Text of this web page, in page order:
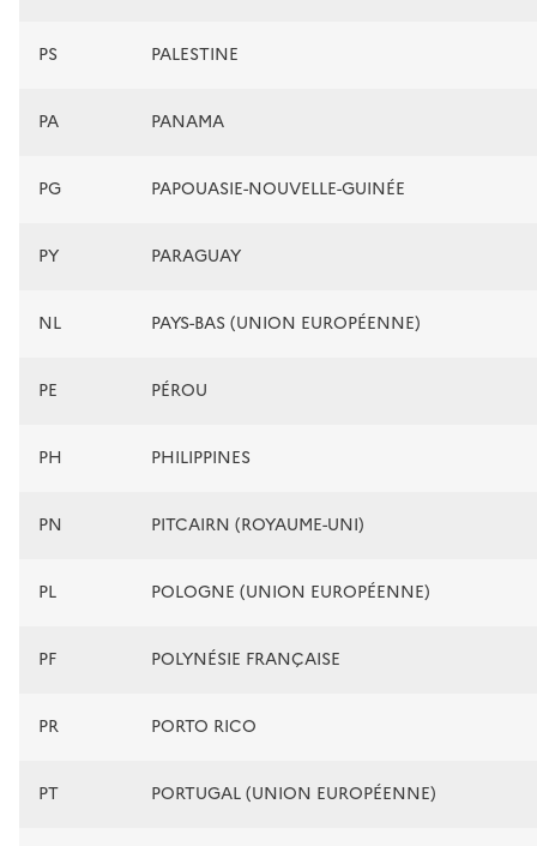
PS PALESTINE
PA PANAMA
PG PAPOUASIE-NOUVELLE-GUINÉE
PY PARAGUAY
NL PAYS-BAS (UNION EUROPÉENNE)
PE PÉROU
PH PHILIPPINES
PN PITCAIRN (ROYAUME-UNI)
PL POLOGNE (UNION EUROPÉENNE)
PF POLYNÉSIE FRANÇAISE
PR PORTO RICO
PT PORTUGAL (UNION EUROPÉENNE)